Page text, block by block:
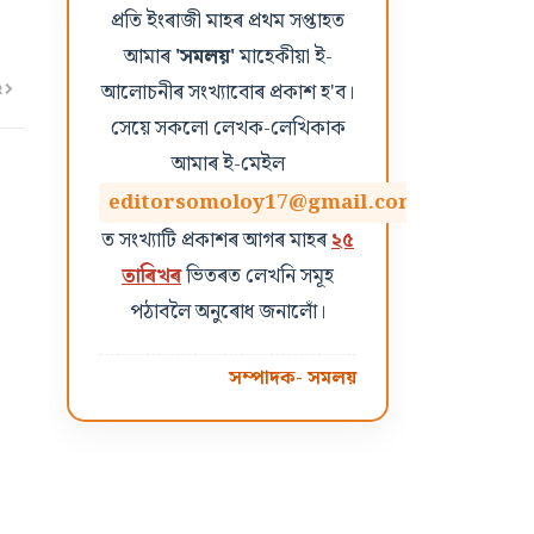
প্ৰতি ইংৰাজী মাহৰ প্ৰথম সপ্তাহত
আমাৰ'সমলয়'মাহেকীয়া ই-
আলোচনীৰ সংখ্যাবোৰ প্ৰকাশ হ'ব।
সেয়ে সকলো লেখক-লেখিকাক
আমাৰ ই-মেইল
editorsomoloy17@gmail.com
ত সংখ্যাটি প্ৰকাশৰ আগৰ মাহৰ২৫
তাৰিখৰভিতৰত লেখনি সমূহ
পঠাবলৈ অনুৰোধ জনালোঁ।
সম্পাদক- সমলয়